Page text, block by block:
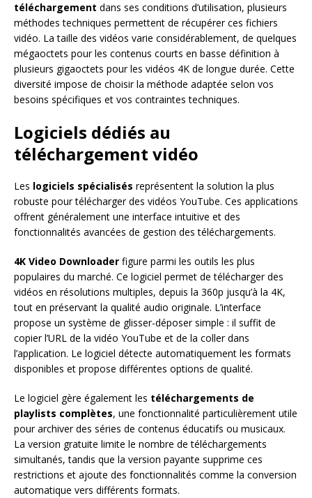
téléchargement dans ses conditions d’utilisation, plusieurs
méthodes techniques permettent de récupérer ces fichiers
vidéo. La taille des vidéos varie considérablement, de quelques
mégaoctets pour les contenus courts en basse définition à
plusieurs gigaoctets pour les vidéos 4K de longue durée. Cette
diversité impose de choisir la méthode adaptée selon vos
besoins spécifiques et vos contraintes techniques.
Logiciels dédiés au
téléchargement vidéo
Les logiciels spécialisés représentent la solution la plus
robuste pour télécharger des vidéos YouTube. Ces applications
offrent généralement une interface intuitive et des
fonctionnalités avancées de gestion des téléchargements.
4K Video Downloader figure parmi les outils les plus
populaires du marché. Ce logiciel permet de télécharger des
vidéos en résolutions multiples, depuis la 360p jusqu’à la 4K,
tout en préservant la qualité audio originale. L’interface
propose un système de glisser-déposer simple : il suffit de
copier l’URL de la vidéo YouTube et de la coller dans
l’application. Le logiciel détecte automatiquement les formats
disponibles et propose différentes options de qualité.
Le logiciel gère également les téléchargements de
playlists complètes, une fonctionnalité particulièrement utile
pour archiver des séries de contenus éducatifs ou musicaux.
La version gratuite limite le nombre de téléchargements
simultanés, tandis que la version payante supprime ces
restrictions et ajoute des fonctionnalités comme la conversion
automatique vers différents formats.